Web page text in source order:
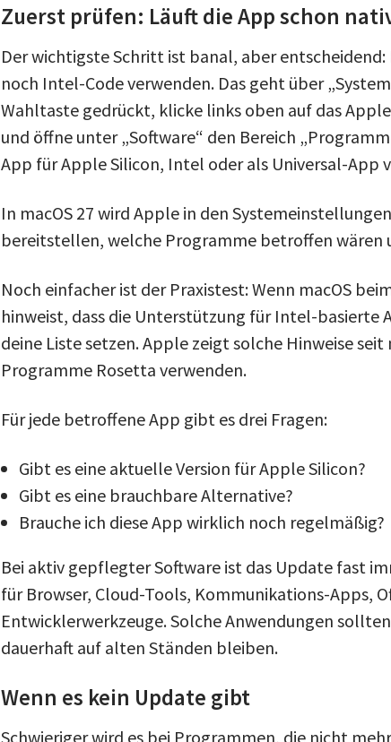
Zuerst prüfen: Läuft die App schon
Der wichtigste Schritt ist banal, aber
noch Intel-Code verwenden. Das geht über
Wahltaste gedrückt, klicke links oben auf das
und öffne unter „Software“ den Bereich
App für Apple Silicon, Intel oder als Universal-App
In macOS 27 wird Apple in den
bereitstellen, welche Programme betroffen wären
Noch einfacher ist der Praxistest: Wenn macOS
hinweist, dass die Unterstützung für Intel-basierte
deine Liste setzen. Apple zeigt solche Hinweise seit
Programme Rosetta verwenden.
Für jede betroffene App gibt es drei Fragen:
Gibt es eine aktuelle Version für Apple Silicon?
Gibt es eine brauchbare Alternative?
Brauche ich diese App wirklich noch regelmäßig?
Bei aktiv gepflegter Software ist das Update fast
für Browser, Cloud-Tools, Kommunikations-Apps,
Entwicklerwerkzeuge. Solche Anwendungen
dauerhaft auf alten Ständen bleiben.
Wenn es kein Update gibt
Schwieriger wird es bei Programmen, die nicht